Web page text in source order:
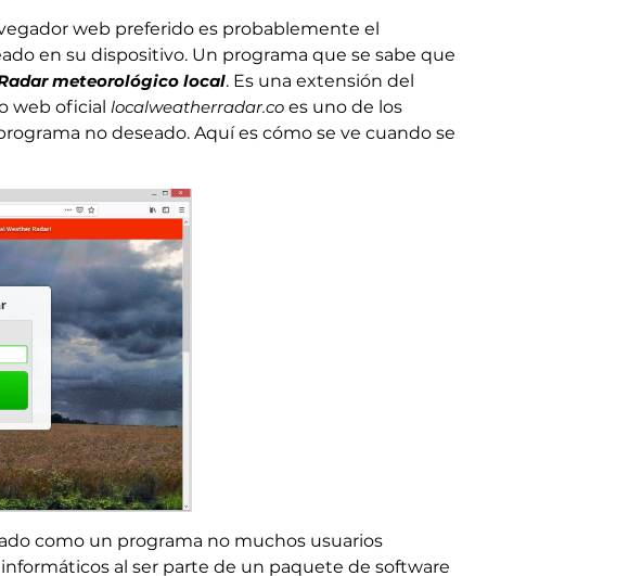
web preferido es probablemente el
en su dispositivo. Un programa que se sabe que
meteorológico local. Es una extensión del
web oficial localweatherradar.co es uno de los
no deseado. Aquí es cómo se ve cuando se
como un programa no muchos usuarios
al ser parte de un paquete de software